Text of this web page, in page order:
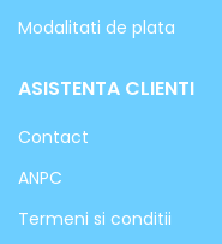
Modalitati de plata
ASISTENTA CLIENTI
Contact
ANPC
Termeni si conditii